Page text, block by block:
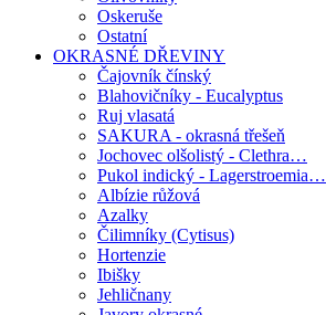
Oskeruše
Ostatní
OKRASNÉ DŘEVINY
Čajovník čínský
Blahovičníky - Eucalyptus
Ruj vlasatá
SAKURA - okrasná třešeň
Jochovec olšolistý - Clethra…
Pukol indický - Lagerstroemia…
Albízie růžová
Azalky
Čilimníky (Cytisus)
Hortenzie
Ibišky
Jehličnany